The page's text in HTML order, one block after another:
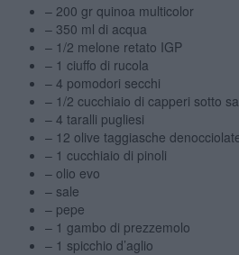
– 200 gr quinoa multicolor
– 350 ml di acqua
– 1/2 melone retato IGP
– 1 ciuffo di rucola
– 4 pomodori secchi
– 1/2 cucchiaio di capperi sotto
– 4 taralli pugliesi
– 12 olive taggiasche
– 1 cucchiaio di pinoli
– olio evo
– sale
– pepe
– 1 gambo di prezzemolo
– 1 spicchio d’aglio